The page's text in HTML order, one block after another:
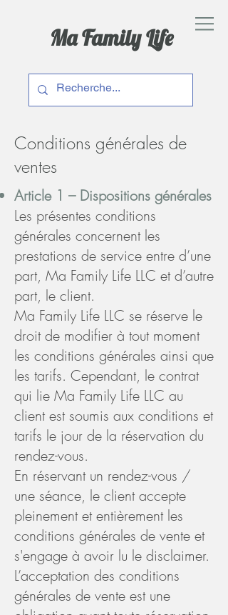
Ma Family Life
Conditions générales de
ventes
Article 1 – Dispositions générales
Les présentes conditions
générales concernent les
prestations de service entre d’une
part, Ma Family Life LLC et d’autre
part, le client.
Ma Family Life LLC se réserve le
droit de modifier à tout moment
les conditions générales ainsi que
les tarifs. Cependant, le contrat
qui lie Ma Family Life LLC au
client est soumis aux conditions et
tarifs le jour de la réservation du
rendez-vous.
En réservant un rendez-vous /
une séance, le client accepte
pleinement et entièrement les
conditions générales de vente et
s'engage à avoir lu le disclaimer.
L’acceptation des conditions
générales de vente est une